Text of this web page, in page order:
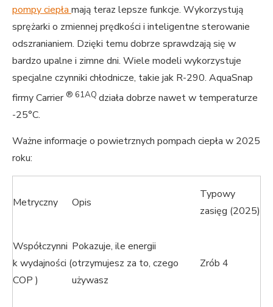
pompy ciepła mają teraz lepsze funkcje. Wykorzystują
sprężarki o zmiennej prędkości i inteligentne sterowanie
odszranianiem. Dzięki temu dobrze sprawdzają się w
bardzo upalne i zimne dni. Wiele modeli wykorzystuje
specjalne czynniki chłodnicze, takie jak R-290. AquaSnap
firmy Carrier ® 61AQ działa dobrze nawet w temperaturze
-25°C.
Ważne informacje o powietrznych pompach ciepła w 2025
roku:
Metryczny Opis
Typowy
zasięg (2025)
Współczynni
k wydajności (
COP )
Pokazuje, ile energii
otrzymujesz za to, czego
używasz
Zrób 4